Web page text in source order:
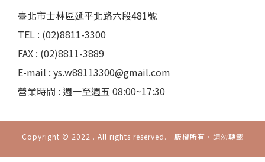
臺北市士林區延平北路六段481號
TEL : (02)8811-3300
FAX : (02)8811-3889
E-mail : ys.w88113300@gmail.com
營業時間 : 週一至週五 08:00~17:30
Copyright © 2022 . All rights reserved. 版權所有‧請勿轉載